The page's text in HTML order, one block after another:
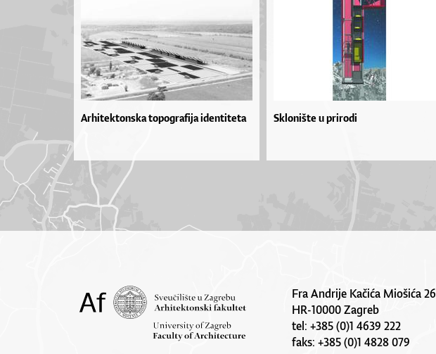
Arhitektonska topografija identiteta Sklonište u prirodi
Fra Andrije Kačića Miošića 26
HR-10000 Zagreb
tel: +385 (0)1 4639 222
faks: +385 (0)1 4828 079